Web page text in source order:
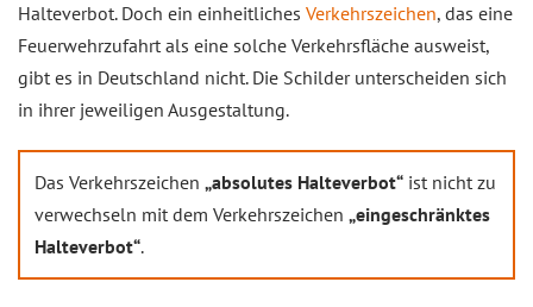
Halteverbot. Doch ein einheitliches Verkehrszeichen, das eine
Feuerwehrzufahrt als eine solche Verkehrsfläche ausweist,
gibt es in Deutschland nicht. Die Schilder unterscheiden sich
in ihrer jeweiligen Ausgestaltung.
Das Verkehrszeichen „absolutes Halteverbot“ ist nicht zu
verwechseln mit dem Verkehrszeichen „eingeschränktes
Halteverbot“.